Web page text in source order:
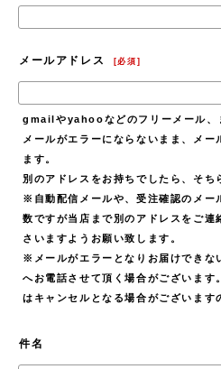
メールアドレス [必須 ]
gmailやyahooなどのフリーメール、
メールがエラーにならないまま、メー
ます。
別のアドレスをお持ちでしたら、そち
※自動配信メールや、受注確認のメー
数ですが当店まで別のアドレスをご連
さいますようお願い致します。
※メールがエラーとなりお届けできな
へお電話させて頂く場合がございます
はキャンセルとなる場合がございます
件名